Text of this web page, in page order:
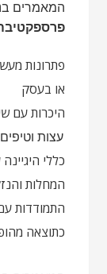
המאמרים
פתרונות
או בעסק
היכרות עם
עצות
כללי
המחלות
התמודדות
כתוצאה